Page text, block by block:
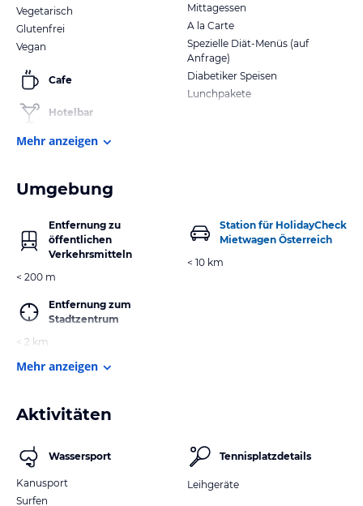
Vegetarisch
Glutenfrei
Vegan
Cafe
Hotelbar
Mittagessen
A la Carte
Spezielle Diät-Menüs (auf
Anfrage)
Diabetiker Speisen
Lunchpakete
Mehr anzeigen
Umgebung
Entfernung zu
öffentlichen
Verkehrsmitteln
< 200 m
Entfernung zum
Stadtzentrum
< 2 km
Station für HolidayCheck
Mietwagen Österreich
< 10 km
Mehr anzeigen
Aktivitäten
Wassersport
Kanusport
Surfen
Tennisplatzdetails
Leihgeräte